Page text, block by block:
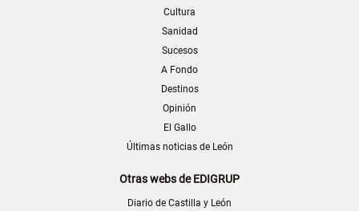
Cultura
Sanidad
Sucesos
A Fondo
Destinos
Opinión
El Gallo
Últimas noticias de León
Otras webs de EDIGRUP
Diario de Castilla y León